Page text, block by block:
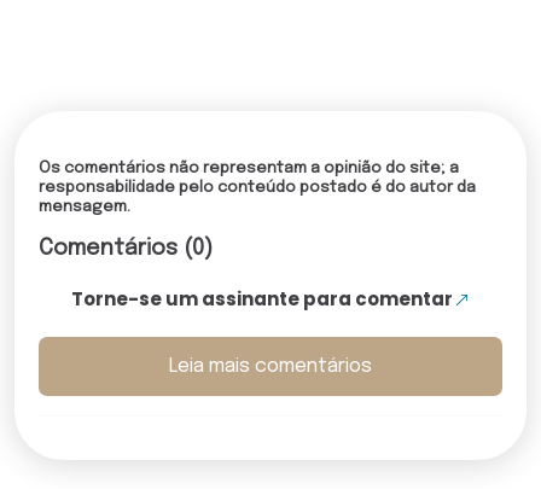
Os comentários não representam a opinião do site; a
responsabilidade pelo conteúdo postado é do autor da
mensagem.
Comentários (0)
Torne-se um assinante para comentar
Leia mais comentários